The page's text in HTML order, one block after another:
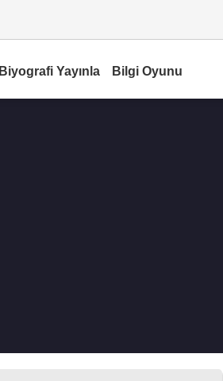
Biyografi Yayınla Bilgi Oyunu